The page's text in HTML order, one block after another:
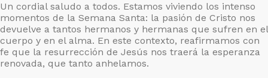
Un cordial saludo a todos. Estamos viviendo los intenso
momentos de la Semana Santa: la pasión de Cristo nos
devuelve a tantos hermanos y hermanas que sufren en el
cuerpo y en el alma. En este contexto, reafirmamos con
fe que la resurrección de Jesús nos traerá la esperanza
renovada, que tanto anhelamos.